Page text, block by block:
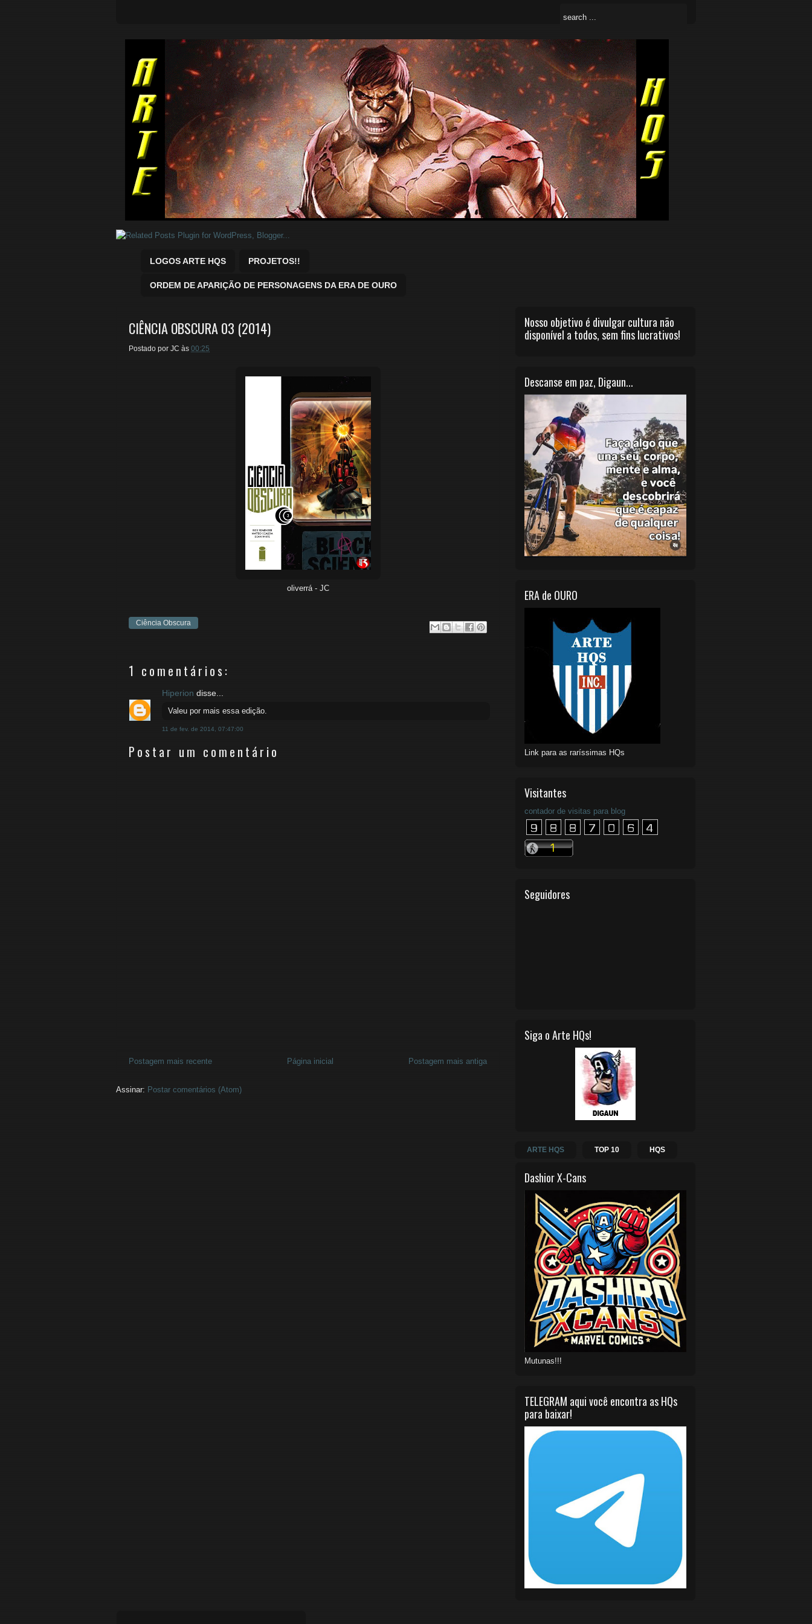
Quadrinhos Marvel e DC para baixar.
LOGOS ARTE HQS PROJETOS!!
ORDEM DE APARIÇÃO DE PERSONAGENS DA ERA DE OURO
CIÊNCIA OBSCURA 03 (2014)
Postado por JC às 00:25
oliverrá - JC
Ciência Obscura
1 comentários:
Hiperion disse...
Valeu por mais essa edição.
11 de fev. de 2014, 07:47:00
Postar um comentário
Postagem mais recente Postagem mais antiga
Página inicial
Assinar: Postar comentários (Atom)
Nosso objetivo é divulgar cultura não
disponível a todos, sem fins lucrativos!
Descanse em paz, Digaun...
ERA de OURO
Link para as raríssimas HQs
Visitantes
contador de visitas para blog
Seguidores
Siga o Arte HQs!
ARTE HQS TOP 10 HQS
Dashior X-Cans
Mutunas!!!
TELEGRAM aqui você encontra as HQs
para baixar!